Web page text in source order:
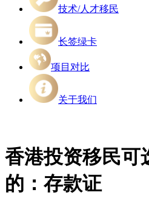
技术/人才移民
长签绿卡
项目对比
关于我们
香港投资移民可
的：存款证